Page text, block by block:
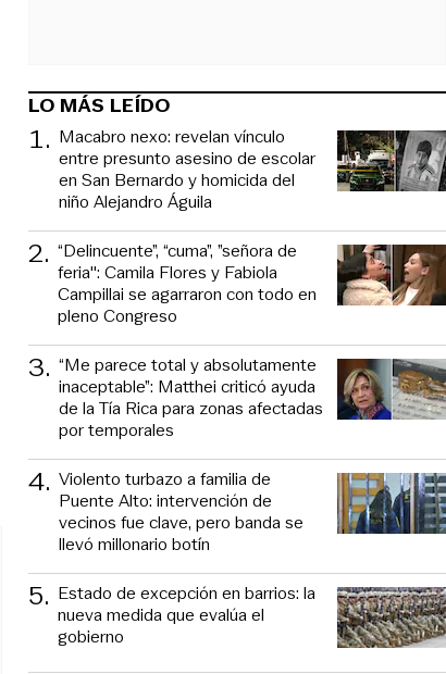
LO MÁS LEÍDO
1. Macabro nexo: revelan vínculo
entre presunto asesino de escolar
en San Bernardo y homicida del
niño Alejandro Águila
2. “Delincuente”, “cuma”, ”señora de
feria": Camila Flores y Fabiola
Campillai se agarraron con todo en
pleno Congreso
3. “Me parece total y absolutamente
inaceptable”: Matthei criticó ayuda
de la Tía Rica para zonas afectadas
por temporales
4. Violento turbazo a familia de
Puente Alto: intervención de
vecinos fue clave, pero banda se
llevó millonario botín
5. Estado de excepción en barrios: la
nueva medida que evalúa el
gobierno